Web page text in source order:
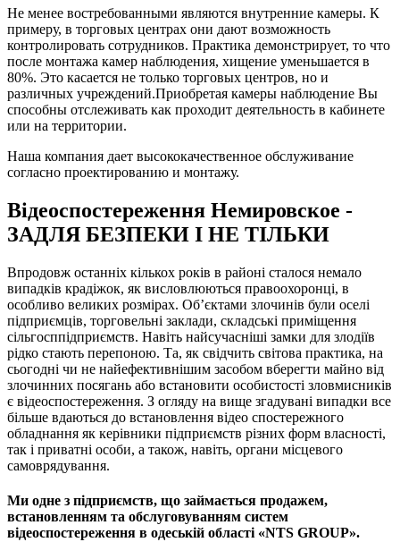
Не менее востребованными являются внутренние камеры. К
примеру, в торговых центрах они дают возможность
контролировать сотрудников. Практика демонстрирует, то что
после монтажа камер наблюдения, хищение уменьшается в
80%. Это касается не только торговых центров, но и
различных учреждений.Приобретая камеры наблюдение Вы
способны отслеживать как проходит деятельность в кабинете
или на территории.
Наша компания дает высококачественное обслуживание
согласно проектированию и монтажу.
Відеоспостереження Немировское -
ЗАДЛЯ БЕЗПЕКИ І НЕ ТІЛЬКИ
Впродовж останніх кількох років в районі сталося немало
випадків крадіжок, як висловлюються правоохоронці, в
особливо великих розмірах. Об’єктами злочинів були оселі
підприємців, торговельні заклади, складські приміщення
сільгосппідприємств. Навіть найсучасніші замки для злодіїв
рідко стають перепоною. Та, як свідчить світова практика, на
сьогодні чи не найефективнішим засобом вберегти майно від
злочинних посягань або встановити особистості зловмисників
є відеоспостереження. З огляду на вище згадувані випадки все
більше вдаються до встановлення відео спостережного
обладнання як керівники підприємств різних форм власності,
так і приватні особи, а також, навіть, органи місцевого
самоврядування.
Ми одне з підприємств, що займається продажем,
встановленням та обслуговуванням систем
відеоспостереження в одеській області «NTS GROUP».